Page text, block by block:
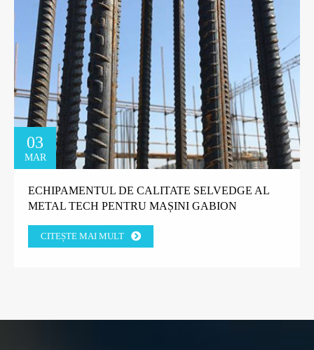
03
MAR
ECHIPAMENTUL DE CALITATE SELVEDGE AL
METAL TECH PENTRU MAȘINI GABION
DIN GRECIA.
CITEȘTE MAI MULT